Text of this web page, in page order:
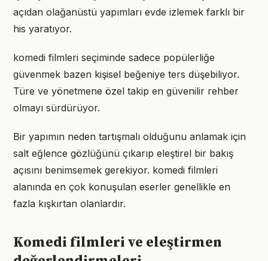
açıdan olağanüstü yapımları evde izlemek farklı bir
his yaratıyor.
komedi filmleri seçiminde sadece popülerliğe
güvenmek bazen kişisel beğeniye ters düşebiliyor.
Türe ve yönetmene özel takip en güvenilir rehber
olmayı sürdürüyor.
Bir yapımın neden tartışmalı olduğunu anlamak için
salt eğlence gözlüğünü çıkarıp eleştirel bir bakış
açısını benimsemek gerekiyor. komedi filmleri
alanında en çok konuşulan eserler genellikle en
fazla kışkırtan olanlardır.
Komedi filmleri ve eleştirmen